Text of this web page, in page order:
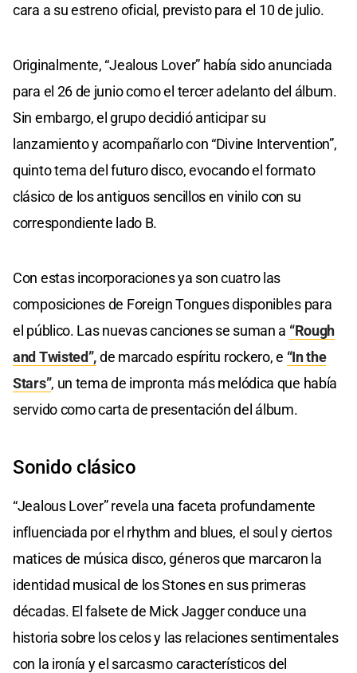
cara a su estreno oficial, previsto para el 10 de julio.
Originalmente, “Jealous Lover” había sido anunciada
para el 26 de junio como el tercer adelanto del álbum.
Sin embargo, el grupo decidió anticipar su
lanzamiento y acompañarlo con “Divine Intervention”,
quinto tema del futuro disco, evocando el formato
clásico de los antiguos sencillos en vinilo con su
correspondiente lado B.
Con estas incorporaciones ya son cuatro las
composiciones de Foreign Tongues disponibles para
el público. Las nuevas canciones se suman a “Rough
and Twisted”,de marcado espíritu rockero, e “In the
Stars”, un tema de impronta más melódica que había
servido como carta de presentación del álbum.
Sonido clásico
“Jealous Lover” revela una faceta profundamente
influenciada por el rhythm and blues, el soul y ciertos
matices de música disco, géneros que marcaron la
identidad musical de los Stones en sus primeras
décadas. El falsete de Mick Jagger conduce una
historia sobre los celos y las relaciones sentimentales
con la ironía y el sarcasmo característicos del